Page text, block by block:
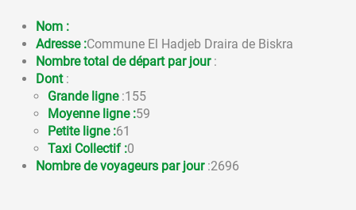
Nom :
Adresse :Commune El Hadjeb Draira de Biskra
Nombre total de départ par jour:
Dont :
Grande ligne:155
Moyenne ligne :59
Petite ligne :61
Taxi Collectif :0
Nombre de voyageurs par jour :2696